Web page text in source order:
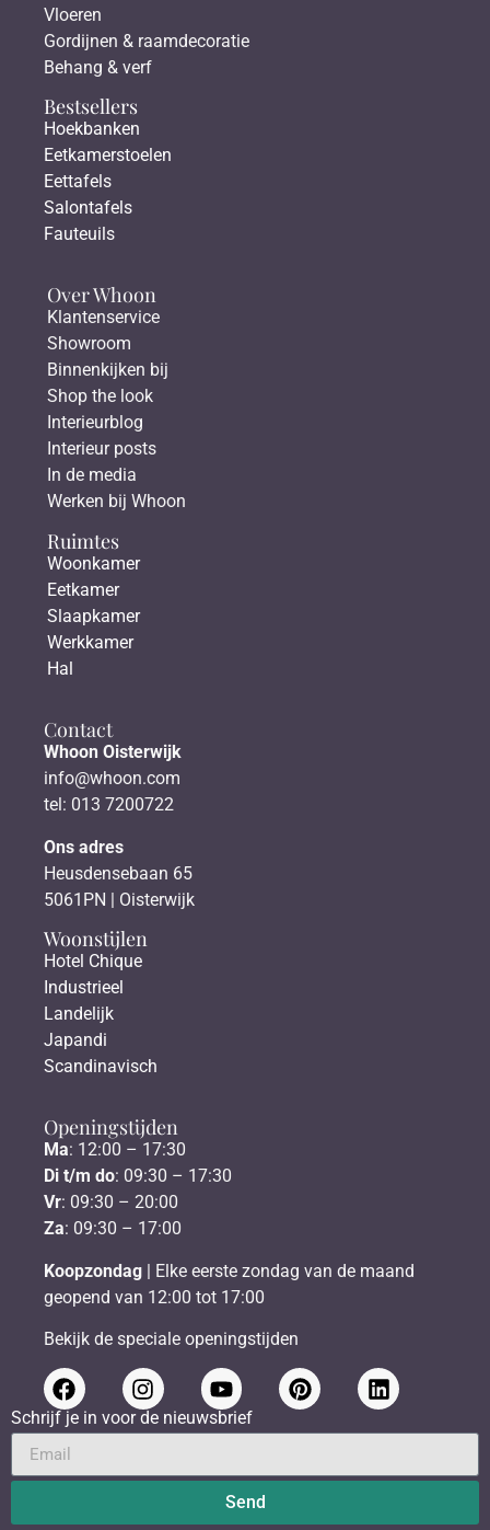
Vloeren
Gordijnen & raamdecoratie
Behang & verf
Bestsellers
Hoekbanken
Eetkamerstoelen
Eettafels
Salontafels
Fauteuils
Over Whoon
Klantenservice
Showroom
Binnenkijken bij
Shop the look
Interieurblog
Interieur posts
In de media
Werken bij Whoon
Ruimtes
Woonkamer
Eetkamer
Slaapkamer
Werkkamer
Hal
Contact
Whoon Oisterwijk
info@whoon.com
tel: 013 7200722
Ons adres
Heusdensebaan 65
5061PN | Oisterwijk
Woonstijlen
Hotel Chique
Industrieel
Landelijk
Japandi
Scandinavisch
Openingstijden
Ma: 12:00 – 17:30
Di t/m do: 09:30 – 17:30
Vr: 09:30 – 20:00
Za: 09:30 – 17:00
Koopzondag | Elke eerste zondag van de maand
geopend van 12:00 tot 17:00
Bekijk de speciale openingstijden
Schrijf je in voor de nieuwsbrief
Send